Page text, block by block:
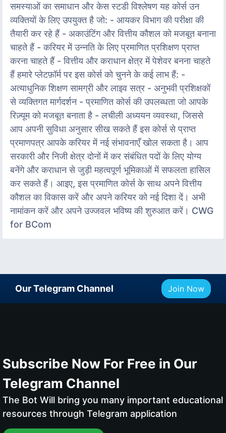
समस्याओं का समाधान और केस स्टडी विश्लेषण यह कोर्स उन
व्यक्तियों के लिए उपयुक्त है जो: - आयकर विभाग की परीक्षा की
तैयारी कर रहे हैं - अकाउंटिंग और वित्तीय कौशल को मजबूत बनाना
चाहते हैं - करियर में उन्नति के लिए प्रमाणित प्रशिक्षण प्राप्त
करना चाहते हैं - वित्तीय और कराधान क्षेत्र में पेशेवर बनना चाहते
हैं हमारे प्लेटफ़ॉर्म पर इस कोर्स को चुनने के कई लाभ हैं: -
अत्याधुनिक शिक्षण सामग्री और लाइव सत्र - अनुभवी प्रशिक्षकों
से व्यक्तिगत मार्गदर्शन - प्रमाणित कोर्स की उपलब्धता जो आपके
रिज़्यूम को मजबूत बनाता है - लचीली अध्ययन व्यवस्था, जिससे
आप अपनी सुविधा अनुसार सीख सकते हैं इस कोर्स से प्राप्त
प्रमाणपत्र आपके करियर में नई संभावनाएँ खोल सकता है। आप
सरकारी और निजी क्षेत्र दोनों में कर संबंधित पदों के लिए योग्य
बनेंगे और कराधान से जुड़ी महत्वपूर्ण भूमिकाओं में सफलता हासिल
कर सकते हैं। आइए, इस प्रमाणित कोर्स के साथ अपने वित्तीय
कौशल का विकास करें और अपने करियर को नई दिशा दें। अभी
नामांकन करें और अपने उज्जवल भविष्य की शुरुआत करें। CWG
for BCom
Our Telegram Channel Join Now
Subscribe Now For Free in Our
Telegram Channel
The Bot Will bring you many important educational
resources through Telegram application